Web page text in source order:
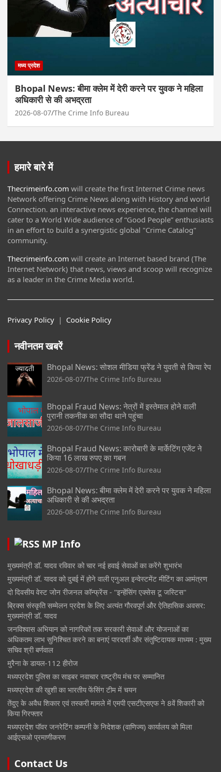
मध्य प्रदेश
Bhopal News: बीमा क्लेम में देरी करने पर युवक ने महिला
अधिकारी से की अभद्रता
2026-08-07 The Crime Info Bureau
हमारे बारे में
Thecrimeinfo.com will create the first Internet Crime news
Network offering Crime News along with History and world
Connection. an interactive news experience, the channel will
cater to a World Wide audience of “Good People” enthusiasts
in an effort to build a synergistic global "Crime Catalog"
community.
Thecrimeinfo.com will create an Internet based brand (The
Internet Network) that news, views and scoop will recognize
as a leader in the Crime Media world.
Privacy Policy | Cookie Policy
नवीनतम खबरें
Bhopal News: सोशल मीडिया फ्रेंड ने युवती से किया रेप
2026-08-07 The Crime Info Bureau
Bhopal Fraud News: नेत्रों में इस्तेमाल होने वाली
पुरानी तकनीक का सौदा थाने पहुंचा
2026-08-07 The Crime Info Bureau
Bhopal Fraud News: कारोबारी के मार्केटिंग एजेंट ने
किया 16 लाख रुपए का गबन
2026-08-07 The Crime Info Bureau
Bhopal News: बीमा क्लेम में देरी करने पर युवक ने महिला
अधिकारी से की अभद्रता
2026-08-07 The Crime Info Bureau
MP Info
मुख्यमंत्री डॉ. यादव रविवार को चार नई हवाई सेवाओं का करेंगे शुभारंभ
मुख्यमंत्री डॉ. यादव को दुबई में होने वाली एनुअल इन्वेस्टमेंट मीटिंग का आमंत्रण
दो दिवसीय वेस्ट जोन रीजनल कॉन्फ्रेंस - "इन्हेंसिंग एक्सेस टू जस्टिस"
ब्रिक्स संस्कृति सम्मेलन प्रदेश के लिए अत्यंत गौरवपूर्ण और ऐतिहासिक अवसर:
मुख्यमंत्री डॉ. यादव
जनविश्वास अभियान को नागरिकों तक सरकारी सेवाओं और योजनाओं का
अधिकतम लाभ सुनिश्चित करने का बनाएं पारदर्शी और संतुष्टिदायक माध्यम : मुख्य
सचिव श्री बर्णवाल
मुरैना के डायल-112 हीरोज
मध्यप्रदेश पुलिस का साइबर नवाचार राष्ट्रीय मंच पर सम्मानित
मध्यप्रदेश की खुशी का भारतीय फेंसिंग टीम में चयन
तेंदुए के अवैध शिकार एवं तस्करी मामले में एमपी एसटीएसएफ ने 8वें शिकारी को
किया गिरफ्तार
मध्यप्रदेश पॉवर जनरेटिंग कम्पनी के निदेशक (वाणिज्य) कार्यालय को मिला
आईएसओ प्रमाणीकरण
Contact Us